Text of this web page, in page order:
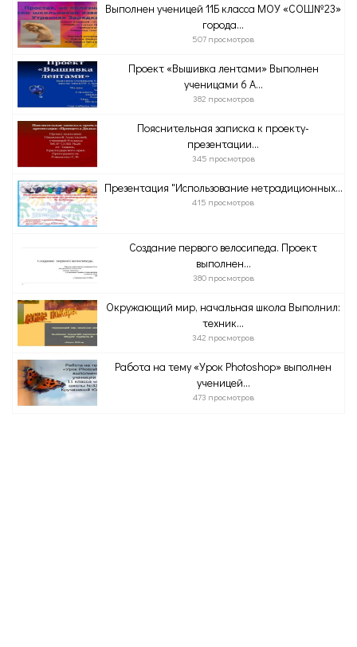
Выполнен ученицей 11Б класса МОУ «СОШ№23»
города...
507 просмотров
Проект «Вышивка лентами» Выполнен
ученицами 6 А...
382 просмотров
Пояснительная записка к проекту-
презентации...
345 просмотров
Презентация "Использование нетрадиционных...
415 просмотров
Создание первого велосипеда. Проект
выполнен...
380 просмотров
Окружающий мир, начальная школа Выполнил:
техник...
342 просмотров
Работа на тему «Урок Photoshop» выполнен
ученицей...
473 просмотров